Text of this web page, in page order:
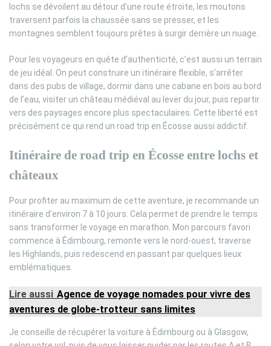
lochs se dévoilent au détour d’une route étroite, les moutons
traversent parfois la chaussée sans se presser, et les
montagnes semblent toujours prêtes à surgir derrière un nuage.
Pour les voyageurs en quête d’authenticité, c’est aussi un terrain
de jeu idéal. On peut construire un itinéraire flexible, s’arrêter
dans des pubs de village, dormir dans une cabane en bois au bord
de l’eau, visiter un château médiéval au lever du jour, puis repartir
vers des paysages encore plus spectaculaires. Cette liberté est
précisément ce qui rend un road trip en Écosse aussi addictif.
Itinéraire de road trip en Écosse entre lochs et
châteaux
Pour profiter au maximum de cette aventure, je recommande un
itinéraire d’environ 7 à 10 jours. Cela permet de prendre le temps
sans transformer le voyage en marathon. Mon parcours favori
commence à Édimbourg, remonte vers le nord-ouest, traverse
les Highlands, puis redescend en passant par quelques lieux
emblématiques.
Lire aussi Agence de voyage nomades pour vivre des
aventures de globe-trotteur sans limites
Je conseille de récupérer la voiture à Édimbourg ou à Glasgow,